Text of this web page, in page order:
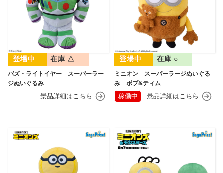
バズ・ライトイヤー スーパーラー
ジぬいぐるみ
在庫 △
ミニオン スーパーラージぬいぐる
み ボブ&ティム
在庫 ○
稼働中